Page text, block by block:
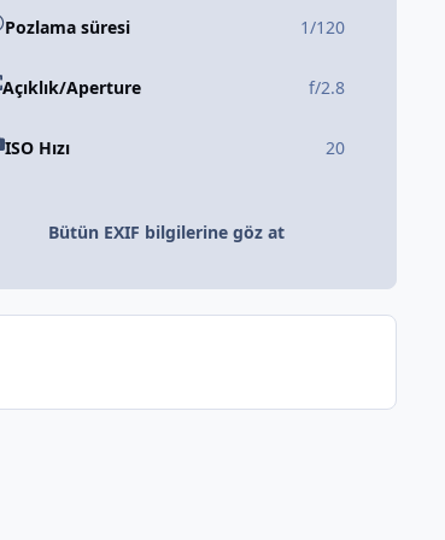
Pozlama süresi 1/120
Açıklık/Aperture f/2.8
ISO Hızı 20
Bütün EXIF bilgilerine göz at